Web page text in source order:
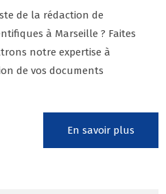
de la rédaction de
à Marseille ? Faites
notre expertise à
de vos documents
En savoir plus